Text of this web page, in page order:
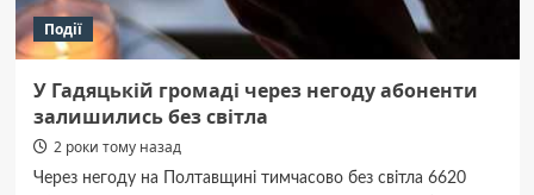
поліції
Події
У Гадяцькій громаді через негоду абоненти
залишились без світла
2 роки тому назад
Через негоду на Полтавщині тимчасово без світла 6620